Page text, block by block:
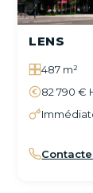
LENS
487 m²
82 790 €